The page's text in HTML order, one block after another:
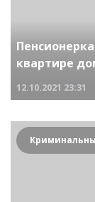
квартире
12.10.2021 23:31